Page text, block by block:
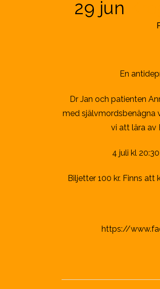
29 jun
En
Dr Jan och patienten
med självmordsbenägna
vi att lära av
4 juli kl
Biljetter 100 kr. Finns
https://